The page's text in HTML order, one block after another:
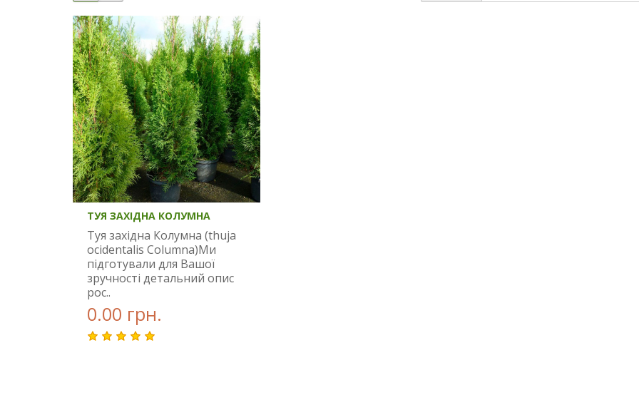
ТУЯ ЗАХІДНА КОЛУМНА
Туя західна Колумна (thuja
ocidentalis Columna)Ми
підготували для Вашої
зручності детальний опис
рос..
0.00 грн.